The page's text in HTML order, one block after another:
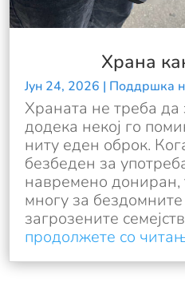
Храна
Јун 24, 2026 | Поддршка
Храната не треба
додека некој го
ниту еден оброк.
безбеден за
навремено дониран,
многу за
загрозените
продолжете со